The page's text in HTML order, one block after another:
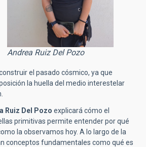
Andrea Ruiz Del Pozo
el pasado cósmico, ya que
la huella del medio interestelar
Ruiz Del Pozo explicará cómo el
primitivas permite entender por qué
la observamos hoy. A lo largo de la
conceptos fundamentales como qué es